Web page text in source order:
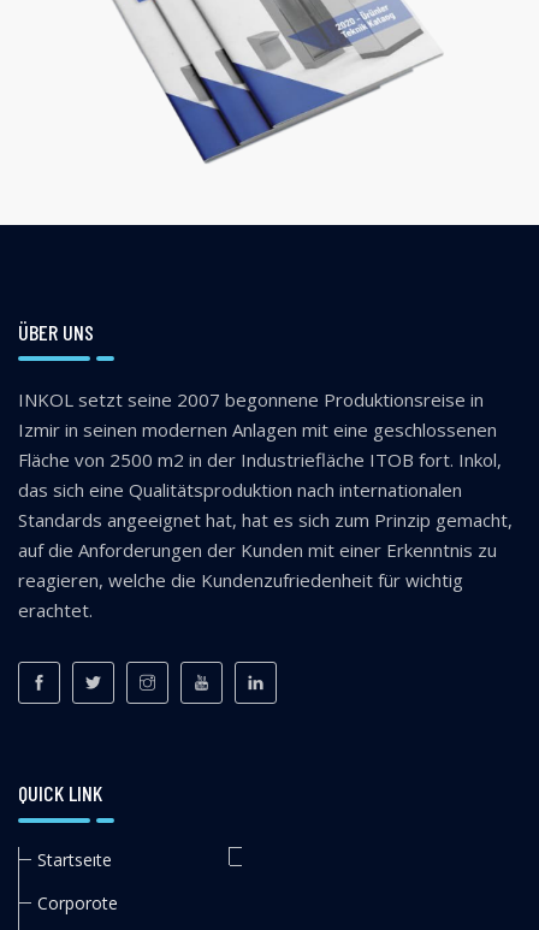
ÜBER UNS
INKOL setzt seine 2007 begonnene Produktionsreise in
Izmir in seinen modernen Anlagen mit eine geschlossenen
Fläche von 2500 m2 in der Industriefläche ITOB fort. Inkol,
das sich eine Qualitätsproduktion nach internationalen
Standards angeeignet hat, hat es sich zum Prinzip gemacht,
auf die Anforderungen der Kunden mit einer Erkenntnis zu
reagieren, welche die Kundenzufriedenheit für wichtig
erachtet.
QUICK LINK
Startseıte
Corporote